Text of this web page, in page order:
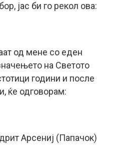
јас би го рекол ова:
од мене со еден
на Светото
години и после
ќе одговорам:
Арсениј (Папачок)